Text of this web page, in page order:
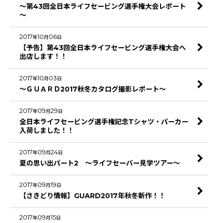
～第43回全日本ライフセービング選手権大会レポート
～
2017年10月 06日
【予告】第43回全日本ライフセービング選手権大会へ
出店します！！
2017年10月 03 日
～ＧＵＡＲＤ2017秋冬カタログ撮影レポート～
2017年09月29 日
全日本ライフセービング選手権記念Tシャツ・パーカー
入荷しました！！
2017年09月24日
夏の思い出パート2 ～ライフセーバー見学ツアー～
2017年09月19 日
【さきどり情報】GUARD2017年秋冬新作！！
2017年09月15日